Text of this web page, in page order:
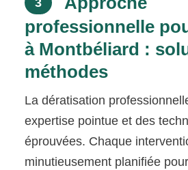
3
professionnelle
à Montbéliard :
méthodes
La dératisation
expertise pointue et des
éprouvées. Chaque
minutieusement planifiée